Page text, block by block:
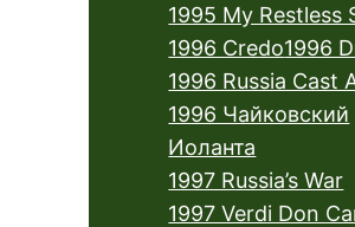
1995 My Restless
1996 Credo1996
1996 Russia Cast
1996 Чайковский
Иоланта
1997 Russia’s War
1997 Verdi Don